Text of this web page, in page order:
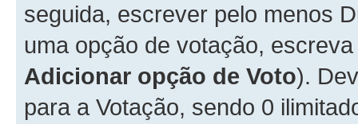
seguida, escrever pelo menos
uma opção de votação,
Adicionar opção de Voto).
para a Votação, sendo 0